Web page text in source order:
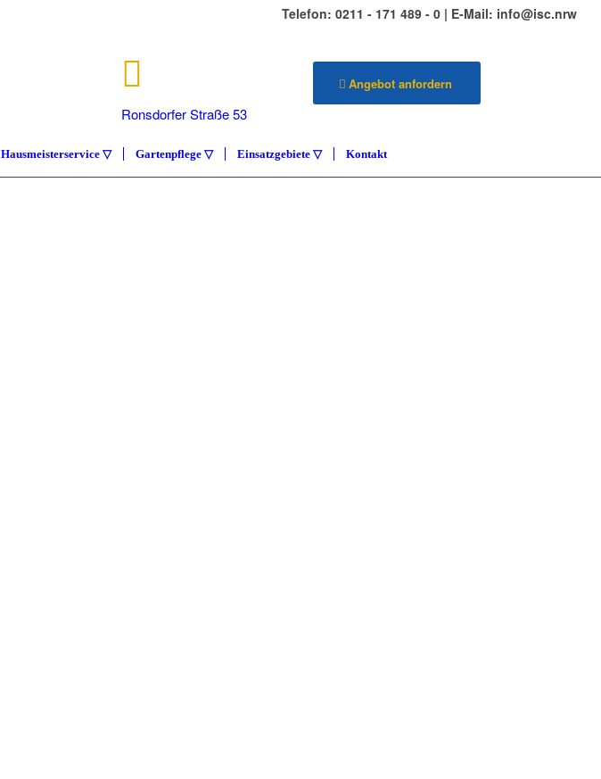
Telefon: 0211 - 171 489 - 0 | E-Mail: info@isc.nrw
Angebot anfordern
Ronsdorfer Straße 53
Hausmeisterservice ▽ Gartenpflege ▽ Einsatzgebiete ▽ Kontakt